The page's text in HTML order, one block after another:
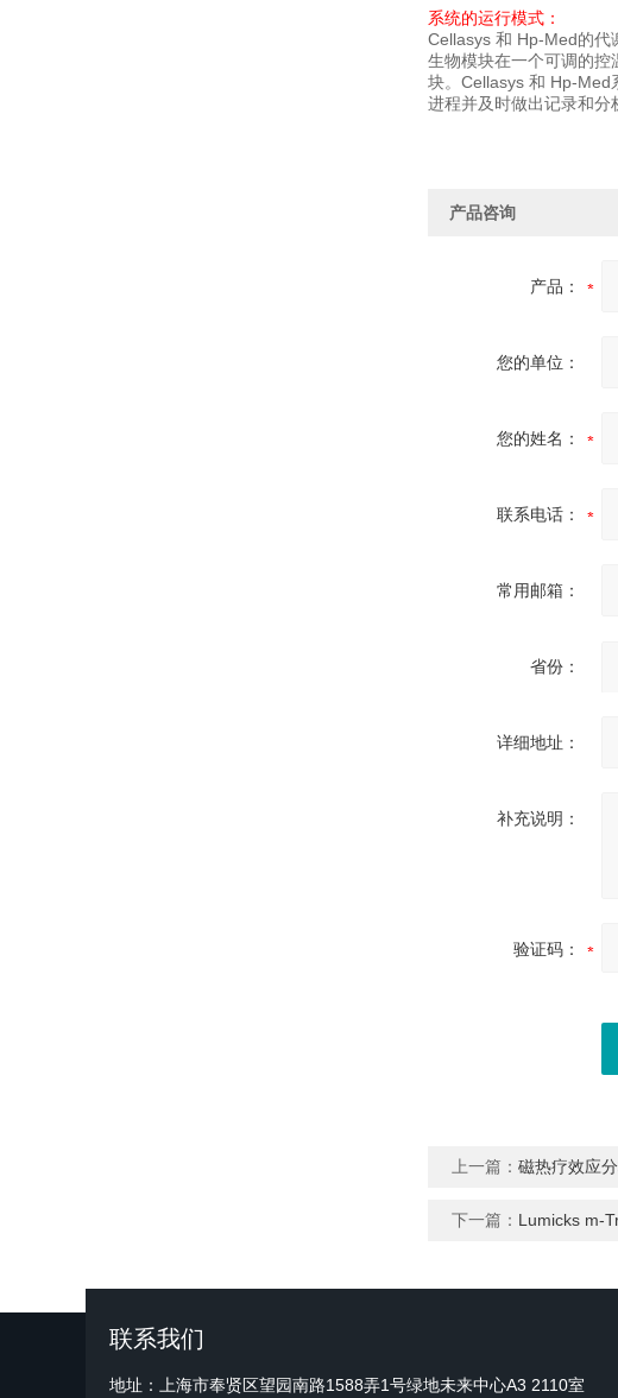
系统的运行模式：
Cellasys 和 Hp-Med的代
生物模块在一个可调的
块。Cellasys 和 Hp-Med
进程并及时做出记录和分
产品咨询
产品：
您的单位：
您的姓名：
联系电话：
常用邮箱：
省份：
详细地址：
补充说明：
验证码：
上一篇： 磁热疗效应
下一篇： Lumicks m-
联系我们
地址：上海市奉贤区望园南路1588弄1号绿地未来中心A3 2110室